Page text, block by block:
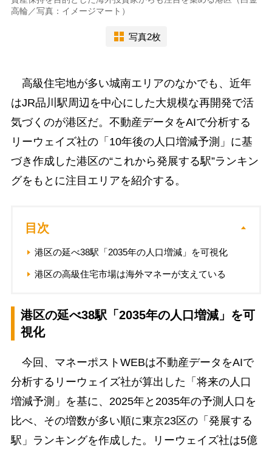
高輪／写真：イメージマート）
写真2枚
高級住宅地が多い城南エリアのなかでも、近年
はJR品川駅周辺を中心にした大規模な再開発で活
気づくのが港区だ。不動産データをAIで分析する
リーウェイズ社の「10年後の人口増減予測」に基
づき作成した港区の“これから発展する駅”ランキン
グをもとに注目エリアを紹介する。
目次
港区の延べ38駅「2035年の人口増減」を可視化
港区の高級住宅市場は海外マネーが支えている
港区の延べ38駅「2035年の人口増減」を可
視化
今回、マネーポストWEBは不動産データをAIで
分析するリーウェイズ社が算出した「将来の人口
増減予測」を基に、2025年と2035年の予測人口を
比べ、その増数が多い順に東京23区の「発展する
駅」ランキングを作成した。リーウェイズ社は5億